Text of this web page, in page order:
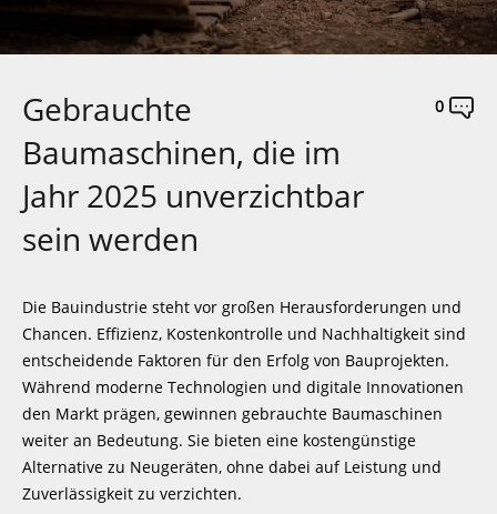
Gebrauchte
Baumaschinen, die im
Jahr 2025 unverzichtbar
sein werden
0
Die Bauindustrie steht vor großen Herausforderungen und
Chancen. Effizienz, Kostenkontrolle und Nachhaltigkeit sind
entscheidende Faktoren für den Erfolg von Bauprojekten.
Während moderne Technologien und digitale Innovationen
den Markt prägen, gewinnen gebrauchte Baumaschinen
weiter an Bedeutung. Sie bieten eine kostengünstige
Alternative zu Neugeräten, ohne dabei auf Leistung und
Zuverlässigkeit zu verzichten.